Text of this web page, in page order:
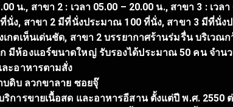
น., สาขา 2 : เวลา 05.00 – 20.00 น., สาขา 3 : เวล
นั่ง, สาขา 2 มีที่นั่งประมาณ 100 ที่นั่ง, สาขา 3 มีที่นั่ง
กตเห็นเด่นชัด, สาขา 2 บรรยากาศร้านร่มรื่น บริเว
มีห้องแอร์ขนาดใหญ่ รับรองได้ประมาณ 50 คน จำน
ะอาหารตามสั่ง
บดิบ ลวกขาลาย ซอยจุ๊
การขายเนื้อสด และอาหารอีสาน ตั้งแต่ปี พ.ศ. 2550